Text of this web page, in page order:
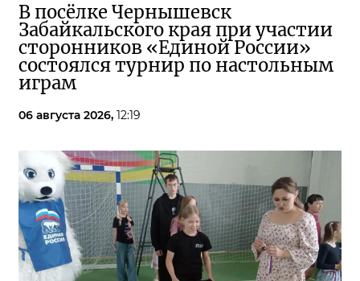
В посёлке Чернышевск
Забайкальского края при участии
сторонников «Единой России»
состоялся турнир по настольным
играм
06 августа 2026, 12:19